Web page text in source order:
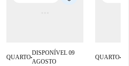
QUARTO■
DISPONÍVEL 09
AGOSTO
QUARTO■